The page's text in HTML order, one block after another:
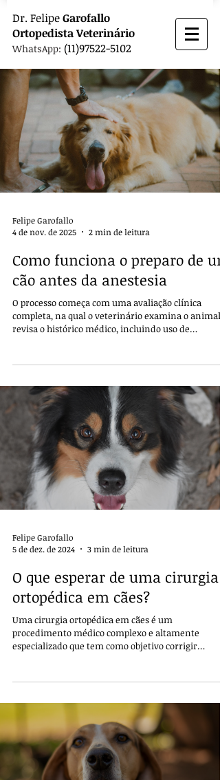
Dr. FelipeGarofallo
OrtopedistaVeterinário
WhatsApp: (11)97522-5102
Felipe Garofallo
4 de nov. de 2025
2 min de leitura
Como funciona o preparo de
cão antes da anestesia
O processo começa com uma avaliação clínica
completa, na qual o veterinário examina o animal
revisa o histórico médico, incluindo uso de
Felipe Garofallo
5 de dez. de 2024
3 min de leitura
O que esperar de uma cirurgia
ortopédica em cães?
Uma cirurgia ortopédica em cães é um
procedimento médico complexo e altamente
especializado que tem como objetivo corrigir